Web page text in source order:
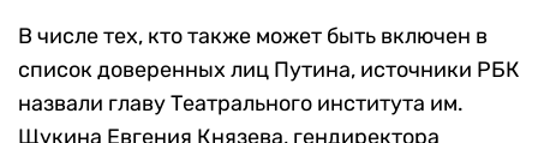
В числе тех, кто также может быть включен в
список доверенных лиц Путина, источники РБК
назвали главу Театрального института им.
Щукина Евгения Князева, гендиректора